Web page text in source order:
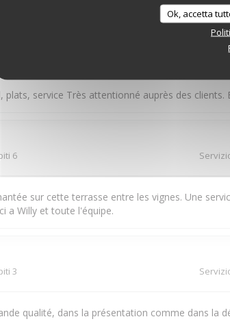
Ok, accetta
5
plats, service Très attentionné auprès des clients.
6
sur cette terrasse entre les vignes. Une
a Willy et toute l'équipe.
3
qualité, dans la présentation comme dans la